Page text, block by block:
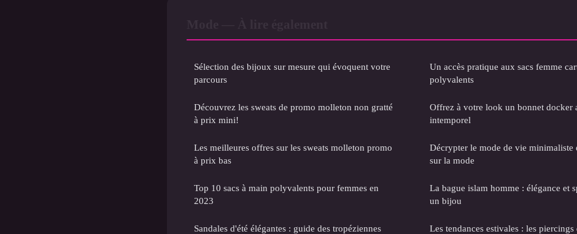
Sélection des bijoux sur mesure qui évoquent votre
parcours
Découvrez les sweats de promo molleton non gratté
à prix mini!
Les meilleures offres sur les sweats molleton promo
à prix bas
Top 10 sacs à main polyvalents pour femmes en
2023
Sandales d'été élégantes : guide des tropéziennes
Un accès pratique aux sacs femme
polyvalents
Offrez à votre look un bonnet docker
intemporel
Décrypter le mode de vie minimaliste
sur la mode
La bague islam homme : élégance et
un bijou
Les tendances estivales : les